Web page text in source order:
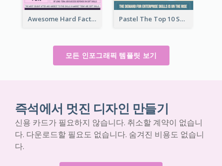
Awesome Hard Facts About Software Skills Infographic Design Pastel The Top 10 Soft Skills Infographic Design
모든 인포그래픽 템플릿 보기
즉석에서 멋진 디자인 만들기
신용 카드가 필요하지 않습니다. 취소할 계약이 없습니
다. 다운로드할 필요도 없습니다. 숨겨진 비용도 없습니
다.